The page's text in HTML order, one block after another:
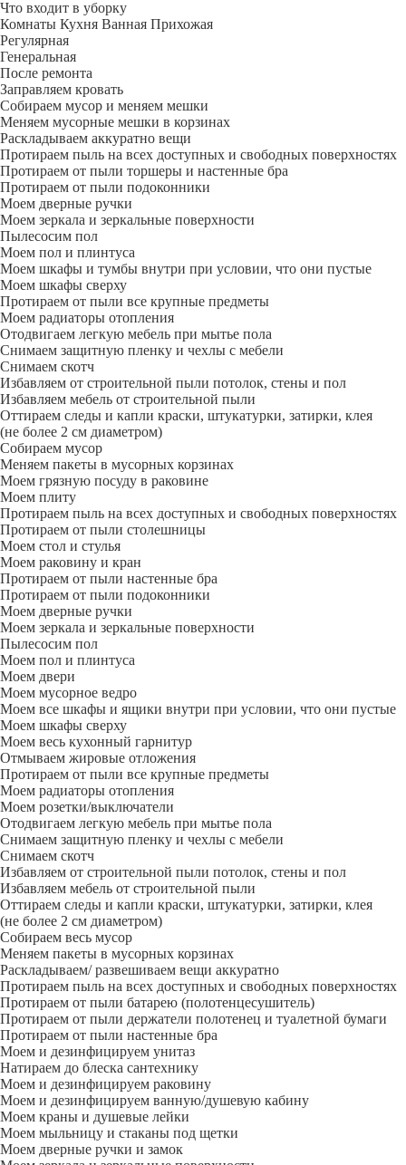
Что входит в уборку
Регу­лярная
Гене­ральная
После ремонта
Заправляем кровать
Собираем мусор и меняем мешки
Меняем мусорные мешки в корзинах
Раскладываем аккуратно вещи
Протираем пыль на всех доступных и свободных поверхностях
Протираем от пыли торшеры и настенные бра
Протираем от пыли подоконники
Моем дверные ручки
Моем зеркала и зеркальные поверхности
Пылесосим пол
Моем пол и плинтуса
Моем шкафы и тумбы внутри при условии, что они пустые
Моем шкафы сверху
Протираем от пыли все крупные предметы
Моем радиаторы отопления
Отодвигаем легкую мебель при мытье пола
Снимаем защитную пленку и чехлы с мебели
Снимаем скотч
Избавляем от строительной пыли потолок, стены и пол
Избавляем мебель от строительной пыли
Оттираем следы и капли краски, штукатурки, затирки, клея
(не более 2 см диаметром)
Собираем мусор
Меняем пакеты в мусорных корзинах
Моем грязную посуду в раковине
Моем плиту
Протираем пыль на всех доступных и свободных поверхностях
Протираем от пыли столешницы
Моем стол и стулья
Моем раковину и кран
Протираем от пыли настенные бра
Протираем от пыли подоконники
Моем дверные ручки
Моем зеркала и зеркальные поверхности
Пылесосим пол
Моем пол и плинтуса
Моем двери
Моем мусорное ведро
Моем все шкафы и ящики внутри при условии, что они пустые
Моем шкафы сверху
Моем весь кухонный гарнитур
Отмываем жировые отложения
Протираем от пыли все крупные предметы
Моем радиаторы отопления
Моем розетки/выключатели
Отодвигаем легкую мебель при мытье пола
Снимаем защитную пленку и чехлы с мебели
Снимаем скотч
Избавляем от строительной пыли потолок, стены и пол
Избавляем мебель от строительной пыли
Оттираем следы и капли краски, штукатурки, затирки, клея
(не более 2 см диаметром)
Собираем весь мусор
Меняем пакеты в мусорных корзинах
Раскладываем/ развешиваем вещи аккуратно
Протираем пыль на всех доступных и свободных поверхностях
Протираем от пыли батарею (полотенцесушитель)
Протираем от пыли держатели полотенец и туалетной бумаги
Протираем от пыли настенные бра
Моем и дезинфицируем унитаз
Натираем до блеска сантехнику
Моем и дезинфицируем раковину
Моем и дезинфицируем ванную/душевую кабину
Моем краны и душевые лейки
Моем мыльницу и стаканы под щетки
Моем дверные ручки и замок